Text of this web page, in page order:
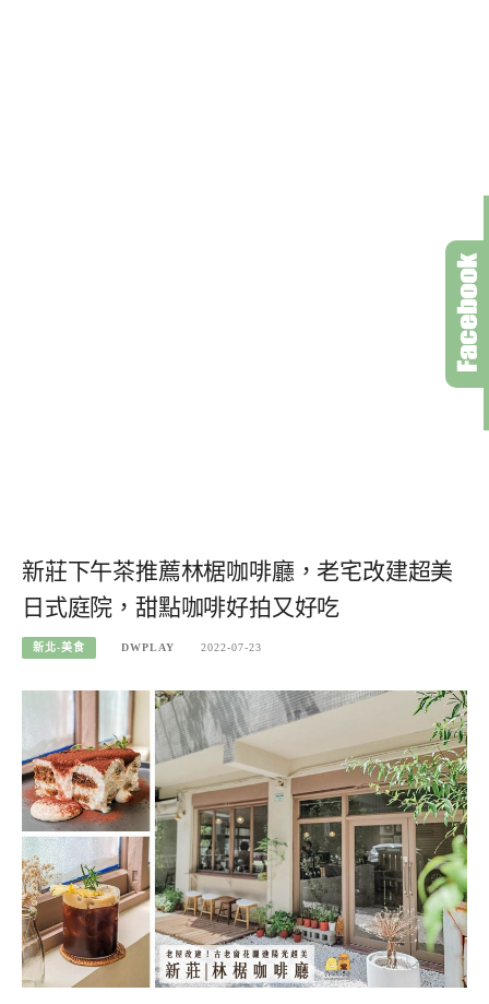
新莊下午茶推薦林椐咖啡廳，老宅改建超美
日式庭院，甜點咖啡好拍又好吃
新北-美食 DWPLAY 2022-07-23